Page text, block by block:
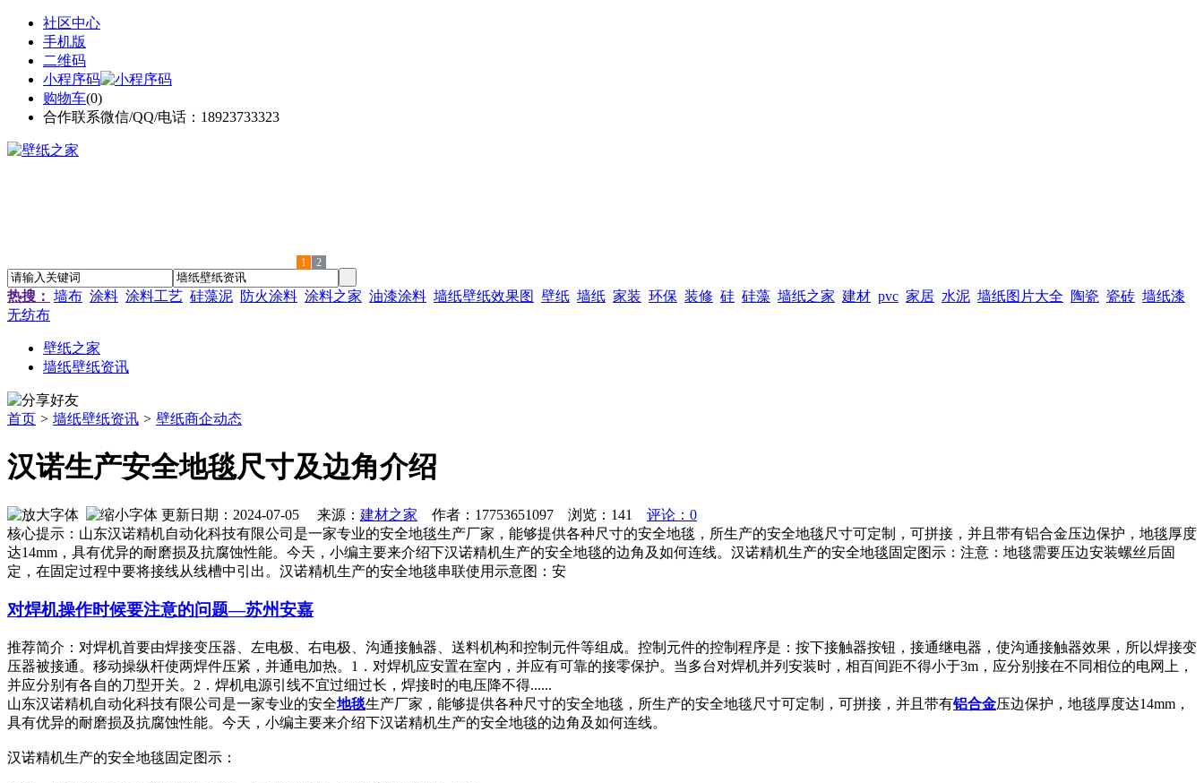
社区中心
手机版
二维码
小程序码
购物车(0)
合作联系微信/QQ/电话：18923733323
1 2
热搜： 墙布 涂料 涂料工艺 硅藻泥 防火涂料 涂料之家 油漆涂料 墙纸壁纸效果图 壁纸 墙纸 家装 环保 装修 硅 硅藻 墙纸之家 建材 pvc 家居 水泥 墙纸图片大全 陶瓷 瓷砖 墙纸漆
无纺布
壁纸之家
墙纸壁纸资讯
首页 > 墙纸壁纸资讯 > 壁纸商企动态
汉诺生产安全地毯尺寸及边角介绍
更新日期：2024-07-05 来源： 建材之家 作者：17753651097 浏览： 141
评论：0
核心提示：山东汉诺精机自动化科技有限公司是一家专业的安全地毯生产厂家，能够提供各种尺寸的安全地毯，所生产的安全地毯尺寸可定制，可拼接，并且带有铝合金压边保护，地毯厚度
达14mm，具有优异的耐磨损及抗腐蚀性能。今天，小编主要来介绍下汉诺精机生产的安全地毯的边角及如何连线。汉诺精机生产的安全地毯固定图示：注意：地毯需要压边安装螺丝后固
定，在固定过程中要将接线从线槽中引出。汉诺精机生产的安全地毯串联使用示意图：安
对焊机操作时候要注意的问题—苏州安嘉
推荐简介：对焊机首要由焊接变压器、左电极、右电极、沟通接触器、送料机构和控制元件等组成。控制元件的控制程序是：按下接触器按钮，接通继电器，使沟通接触器效果，所以焊接变
压器被接通。移动操纵杆使两焊件压紧，并通电加热。1．对焊机应安置在室内，并应有可靠的接零保护。当多台对焊机并列安装时，相百间距不得小于3m，应分别接在不同相位的电网上，
并应分别有各自的刀型开关。2．焊机电源引线不宜过细过长，焊接时的电压降不得......
山东汉诺精机自动化科技有限公司是一家专业的安全地毯生产厂家，能够提供各种尺寸的安全地毯，所生产的安全地毯尺寸可定制，可拼接，并且带有铝合金压边保护，地毯厚度达14mm，
具有优异的耐磨损及抗腐蚀性能。今天，小编主要来介绍下汉诺精机生产的安全地毯的边角及如何连线。
汉诺精机生产的安全地毯固定图示：